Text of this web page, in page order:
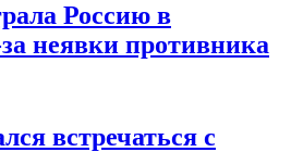
Россию в
неявки противника
встречаться с